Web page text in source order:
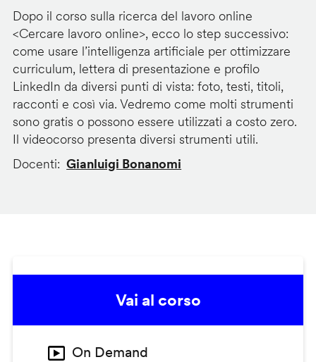
Dopo il corso sulla ricerca del lavoro online
<Cercare lavoro online>, ecco lo step successivo:
come usare l’intelligenza artificiale per ottimizzare
curriculum, lettera di presentazione e profilo
LinkedIn da diversi punti di vista: foto, testi, titoli,
racconti e così via. Vedremo come molti strumenti
sono gratis o possono essere utilizzati a costo zero.
Il videocorso presenta diversi strumenti utili.
Docenti
Gianluigi Bonanomi
Vai al corso
On Demand